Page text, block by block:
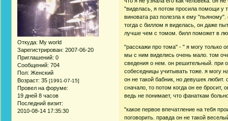
Откуда: My world
Зарегистрирован: 2007-06-20
Приглашений: 0
Сообщений: 704
Пол: Женский
Возраст: 35 [1991-07-15]
Провел на форуме:
19 дней 8 часов
Последний визит:
2010-08-14 17:35:30
"виделась, я потом просила помощи у
виновата раз полезла к ему
тогда с биллом я виделась, он даже
лучше чем с томом. билл поможет в
"расскажи про тома" - " я могу только
мы с ним виделись очень мало. том
сведения о нем. он решительный. при
собеседницы учитывать тоже. я могу
он не такой бабник, но девушек
сначало, то потом когда он ее бросит,
ведь не понимает, что фанаткам
"какое первое впечатление на тебя
поговорить. правда он не такой